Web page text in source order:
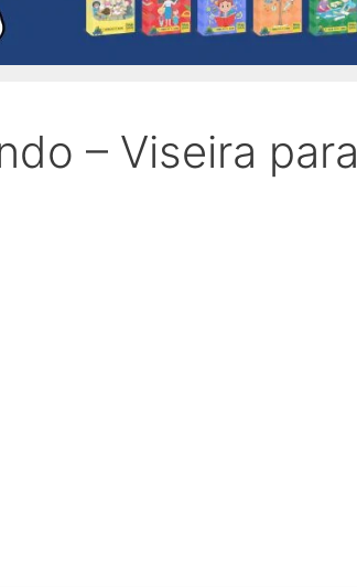
– Viseira para